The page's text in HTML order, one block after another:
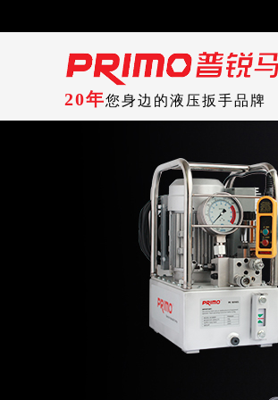
20年您身边的液压扳手品牌